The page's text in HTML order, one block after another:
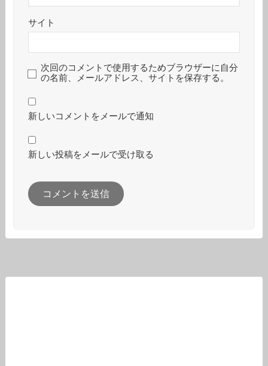
サイト
次回のコメントで使用するためブラウザーに自分
の名前、メールアドレス、サイトを保存する。
新しいコメントをメールで通知
新しい投稿をメールで受け取る